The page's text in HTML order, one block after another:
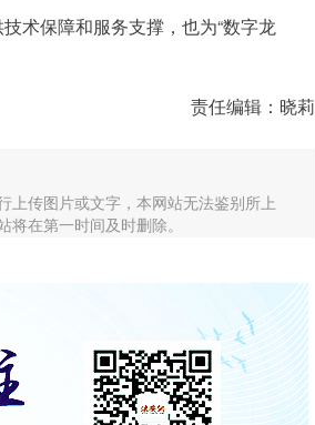
术保障和服务支撑，也为“数字龙
责任编辑：晓莉
上传图片或文字，本网站无法鉴别所上
在第一时间及时删除。